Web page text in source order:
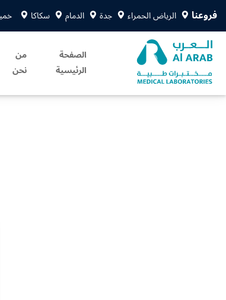
فروعنا الرياض الحمراء جدة الدمام سكاكا
الصفحة
الرئيسية
من
نحن